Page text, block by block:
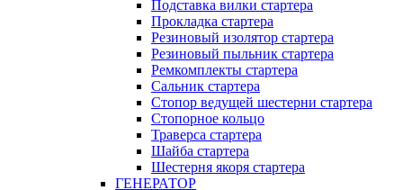
Подставка вилки стартера
Прокладка стартера
Резиновый изолятор стартера
Резиновый пыльник стартера
Ремкомплекты стартера
Сальник стартера
Стопор ведущей шестерни стартера
Стопорное кольцо
Траверса стартера
Шайба стартера
Шестерня якоря стартера
ГЕНЕРАТОР